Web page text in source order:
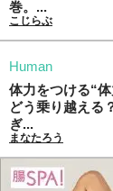
巻。...
こじらぶ
Human
体力をつける“体
どう乗り越える
ぎ...
まなたろう